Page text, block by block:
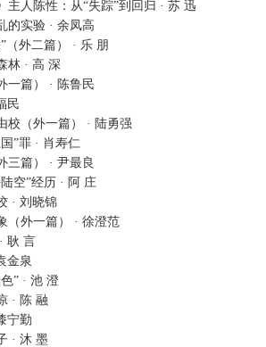
主人陈性：从“失踪”到回归 · 苏 迅
的实验 · 余凤高
（外二篇） · 乐 朋
林 · 高 深
一篇） · 陈鲁民
民
校（外一篇） · 陆勇强
”罪 · 肖寿仁
三篇） · 尹最良
空”经历 · 阿 庄
· 刘晓锦
（外一篇） · 徐澄范
耿 言
金泉
” · 池 澄
· 陈 融
宁勤
· 沐 墨